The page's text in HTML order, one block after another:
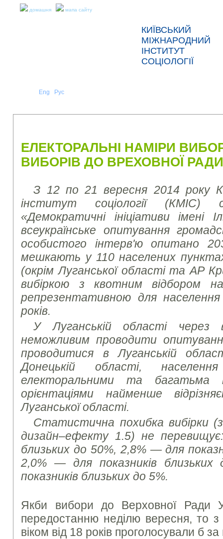
домашня мапа сайту
КИЇВСЬКИЙ
МІЖНАРОДНИЙ
ІНСТИТУТ
СОЦІОЛОГІЇ
Eng Рус
ЕЛЕКТОРАЛЬНІ НАМІРИ
ВИБОРІВ ДО ВРЕХОВНОЇ
З 12 по 21 вересня 2014 року
інститут соціології
«Демократичні
ініціативи імені
всеукраїнське опитування
особистого інтерв'ю опитано
мешкають у 110 населених пунктах
(окрім Луганської області та АР
вибіркою з квотним відбором
репрезентативною для населення
років.
У Луганській області через
неможливим проводити
проводитися в Луганській
Донецькій області,
електоральними та багатьма
орієнтаціями найменше
Луганської області.
Статистична похибка вибірки (з
дизайн–ефекту 1.5) не
близьких до 50%, 2,8% — для
2,0% — для показників
показників близьких до 5%.
Якби вибори до Верховної Ради
передостанню неділю вересня, то з
віком від 18 років проголосували б за